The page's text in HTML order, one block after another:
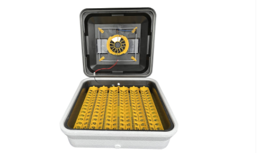
Сейфи
Енергоживлення